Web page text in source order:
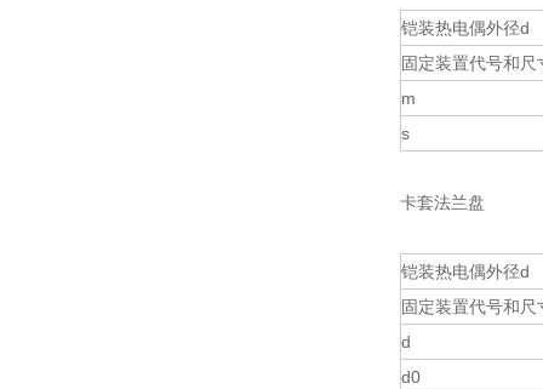
铠装热电偶外径d
固定装置代号和尺
m
s
卡套法兰盘
铠装热电偶外径d
固定装置代号和尺
d
d0